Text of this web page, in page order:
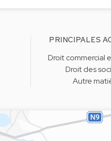
PRINCIPALES
Droit commercial
Droit des
Autre